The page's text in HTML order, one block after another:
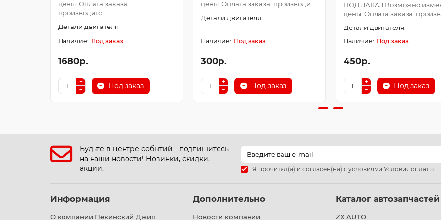
цены. Оплата заказа
производитс..
Детали двигателя
Под заказ
1680р.
Под заказ
цены. Оплата заказа производи..
Детали двигателя
Под заказ
300р.
Под заказ
ПОД ЗАКАЗ Возможно
цены. Оплата заказа произв..
Детали двигателя
Под заказ
450р.
Под заказ
Будьте в центре событий - подпишитесь
на наши новости! Новинки, скидки,
акции.
Я прочитал(а) и согласен(на) с условиями Условия оплаты
Информация
О компании Пекинский Джип
Дополнительно
Новости компании
Каталог автозапчастей
ZX AUTO